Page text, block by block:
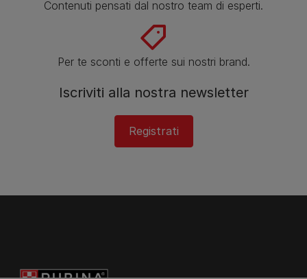
Contenuti pensati dal nostro team di esperti.
Per te sconti e offerte sui nostri brand.
Iscriviti alla nostra newsletter
Registrati